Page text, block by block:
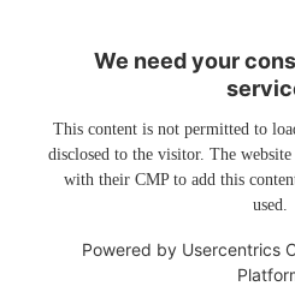
We need your
This content is not permitted to
disclosed to the visitor. The
with their CMP to add this
used.
Powered by Usercentrics